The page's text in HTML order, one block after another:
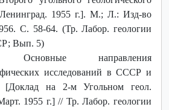
1955 г.]. М.; Л.: Изд-во
С. 58-64. (Тр. Лабор. геологии
Вып. 5)
Основные направления
исследований в СССР и
[Доклад на 2-м Угольном геол.
1955 г.] // Тр. Лабор. геологии